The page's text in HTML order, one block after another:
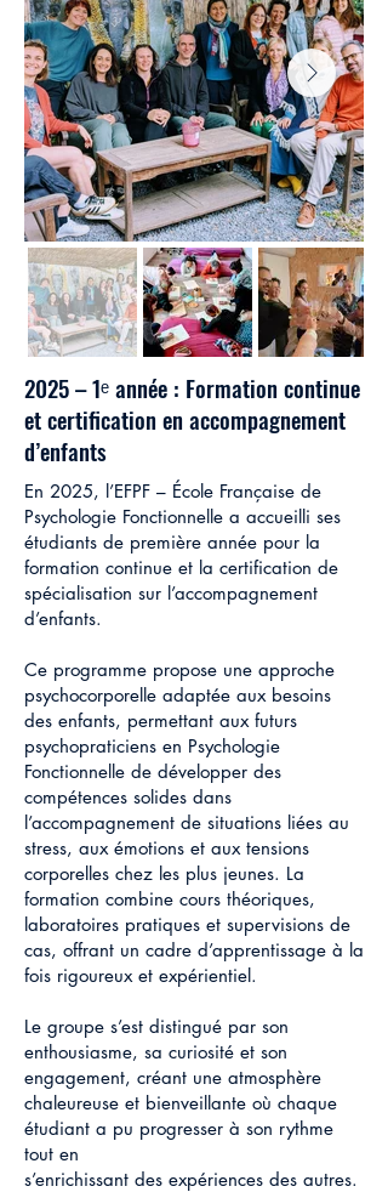
2025 – 1ᵉ année : Formation continue
et certification en accompagnement
d’enfants
En 2025, l’EFPF – École Française de
Psychologie Fonctionnelle a accueilli ses
étudiants de première année pour la
formation continue et la certification de
spécialisation sur l’accompagnement
d’enfants.
Ce programme propose une approche
psychocorporelle adaptée aux besoins
des enfants, permettant aux futurs
psychopraticiens en Psychologie
Fonctionnelle de développer des
compétences solides dans
l’accompagnement de situations liées au
stress, aux émotions et aux tensions
corporelles chez les plus jeunes. La
formation combine cours théoriques,
laboratoires pratiques et supervisions de
cas, offrant un cadre d’apprentissage à la
fois rigoureux et expérientiel.
Le groupe s’est distingué par son
enthousiasme, sa curiosité et son
engagement, créant une atmosphère
chaleureuse et bienveillante où chaque
étudiant a pu progresser à son rythme
tout en
s’enrichissant des expériences des autres.